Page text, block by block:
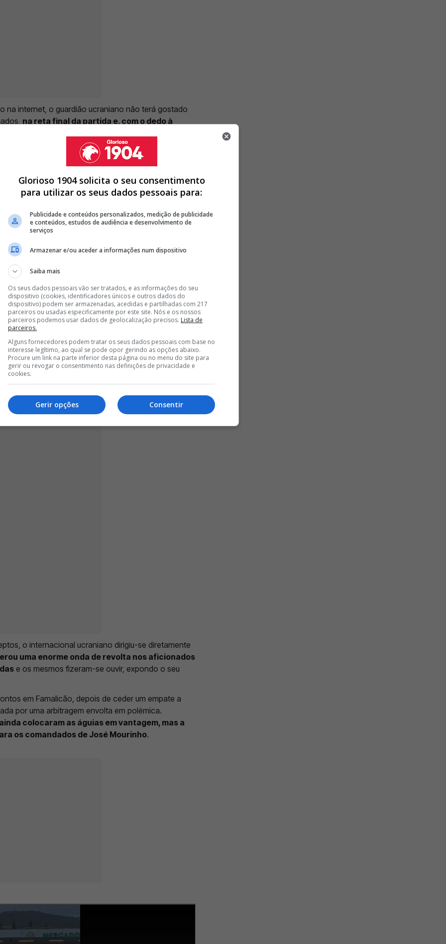
na internet, o guardião ucraniano não terá gostado
na reta final da partida e, com o dedo à
E DEIXA AVISO SÉRIO AOS ADEPTOS
NO FINAL DO CASA PIA - BENFICA
DOS ADEPTOS DO BENFICA
< >
ficar por aqui. Depois de ter sido insultado,
que estava junto da bancada para
resistiu à insistência que foi feita por Simão
o internacional ucraniano dirigiu-se diretamente
uma enorme onda de revolta nos aficionados
e os mesmos fizeram-se ouvir, expondo o seu
em Famalicão, depois de ceder um empate a
por uma arbitragem envolta em polémica.
colocaram as águias em vantagem, mas a
os comandados de José Mourinho.
Glorioso 1904 solicita o seu consentimento
para utilizar os seus dados pessoais para:
Publicidade e conteúdos personalizados, medição de publicidade
e conteúdos, estudos de audiência e desenvolvimento de
serviços
Armazenar e/ou aceder a informações num dispositivo
Saiba mais
Os seus dados pessoais vão ser tratados, e as informações do seu
dispositivo (cookies, identificadores únicos e outros dados do
dispositivo) podem ser armazenadas, acedidas e partilhadas com 217
parceiros ou usadas especificamente por este site. Nós e os nossos
parceiros podemos usar dados de geolocalização precisos. Lista de
parceiros.
Alguns fornecedores podem tratar os seus dados pessoais com base no
interesse legítimo, ao qual se pode opor gerindo as opções abaixo.
Procure um link na parte inferior desta página ou no menu do site para
gerir ou revogar o consentimento nas definições de privacidade e
cookies.
Consentir
Gerir opções